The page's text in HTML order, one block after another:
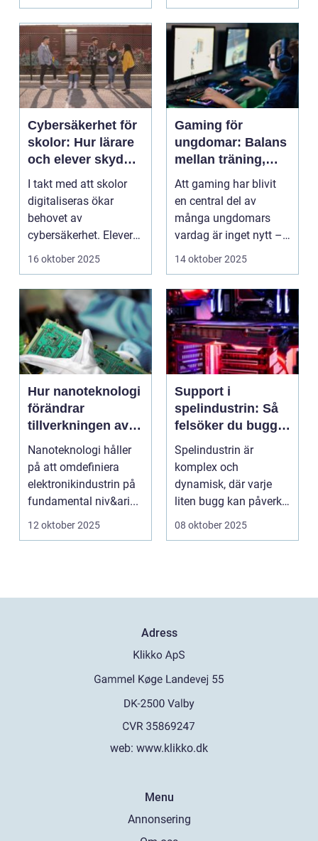
Cybersäkerhet för
skolor: Hur lärare
och elever skyddar
sina data
I takt med att skolor
digitaliseras ökar
behovet av
cybersäkerhet. Elever
och lärare ...
16 oktober 2025
Gaming för
ungdomar: Balans
mellan träning,
skola och socialt
Att gaming har blivit
en central del av
många ungdomars
vardag är inget nytt –
men ...
14 oktober 2025
Hur nanoteknologi
förändrar
tillverkningen av
elektronik
Nanoteknologi håller
på att omdefiniera
elektronikindustrin på
fundamental niv&ari...
12 oktober 2025
Support i
spelindustrin: Så
felsöker du buggar
och förbättrar
spelupplevelsen
Spelindustrin är
komplex och
dynamisk, där varje
liten bugg kan påverka
spelupplevel...
08 oktober 2025
Adress
web: www.klikko.dk
Menu
Annonsering